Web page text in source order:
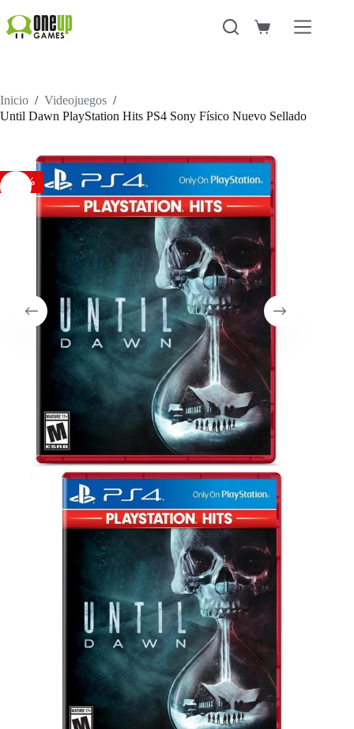
al
contenido
Carro
Inicio / Videojuegos /
Until Dawn PlayStation Hits PS4 Sony Físico Nuevo Sellado
-50%